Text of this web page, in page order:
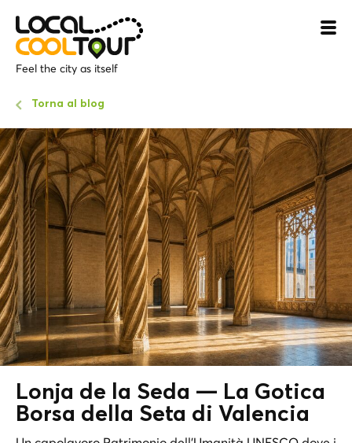
Feel the city as itself
Torna al blog
Lonja de la Seda — La Gotica
Borsa della Seta di Valencia